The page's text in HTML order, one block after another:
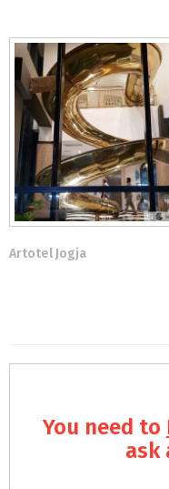
Artotel Jogja
You need to
ask